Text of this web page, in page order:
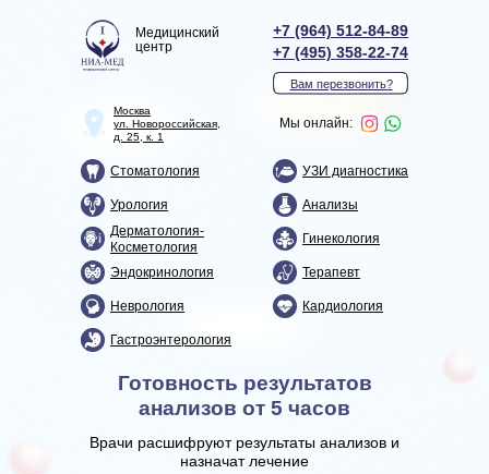
Медицинский
центр
Москва
ул. Новороссийская,
д. 25, к. 1
+7 (495) 358-22-74
+7 (964) 512-84-89
Мы онлайн:
Вам перезвонить?
Готовность результатов
анализов от 5 часов
Врачи расшифруют результаты анализов и
назначат лечение
Стоматология УЗИ диагностика
Гинекология
Урология
Дерматология-
Косметология
Анализы
Эндокринология
Гастроэнтерология
Терапевт
Неврология Кардиология